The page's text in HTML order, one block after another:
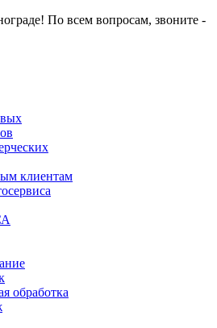
По всем вопросам, звоните -
клиентам
обработка